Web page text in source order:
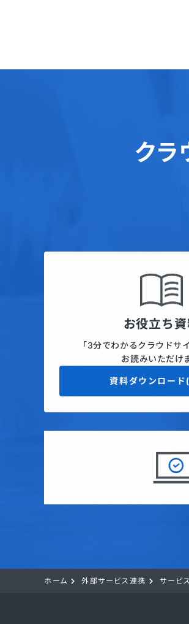
クラ
お役立ち
「3分でわかるクラウドサ
お読みいただけ
資料ダウンロード
ホーム 外部サービス連携 サービ